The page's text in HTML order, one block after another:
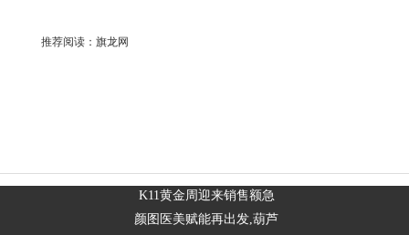
推荐阅读： 旗龙网
K11黄金周迎来销售额急
颜图医美赋能再出发,葫芦